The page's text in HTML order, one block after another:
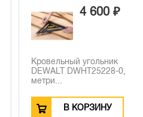
4 600 ₽
Кровельный угольник
DEWALT DWHT25228-0,
метри...
В КОРЗИНУ